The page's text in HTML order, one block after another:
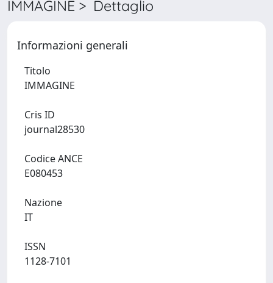
IMMAGINE > Dettaglio
Informazioni generali
Titolo
Cris ID
Codice ANCE
Nazione
ISSN